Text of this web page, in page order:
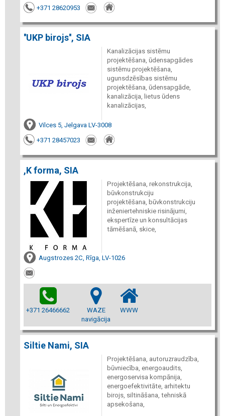
+371 28620953
''UKP birojs'', SIA
Kanalizācijas sistēmu
projektēšana, ūdensapgādes
sistēmu projektēšana,
ugunsdzēsības sistēmu
projektēšana, ūdensapgāde,
kanalizācija, lietus ūdens
kanalizācijas,
Vilces 5, Jelgava LV-3008
+371 28457023
,K forma, SIA
Projektēšana, rekonstrukcija,
būvkonstrukciju
projektēšana, būvkonstrukciju
inženiertehniskie risinājumi,
ekspertīze un konsultācijas
tāmēšanā, skice,
Augstrozes 2C, Rīga, LV-1026
+371 26466662
WAZE
navigācija
WWW
Siltie Nami, SIA
Projektēšana, autoruzraudzība,
būvniecība, energoaudits,
energoservisa kompānija,
energoefektivitāte, arhitektu
birojs, siltināšana, tehniskā
apsekošana,